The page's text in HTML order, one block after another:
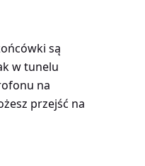
są
w tunelu
na
przejść na